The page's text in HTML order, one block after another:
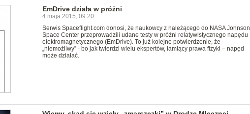
EmDrive działa w próżni
4 maja 2015, 09:20
Serwis Spaceflight.com donosi, że naukowcy z należącego do NASA Johnson
Space Center przeprowadzili udane testy w próżni relatywistycznego napędu
elektromagnetycznego (EmDrive). To już kolejne potwierdzenie, że
„niemożliwy” - bo jak twierdzi wielu ekspertów, łamiący prawa fizyki – napęd
może działać.